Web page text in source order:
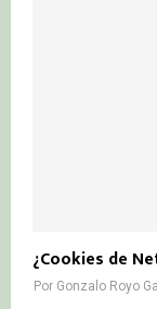
¿Cookies de
Por Gonzalo Royo